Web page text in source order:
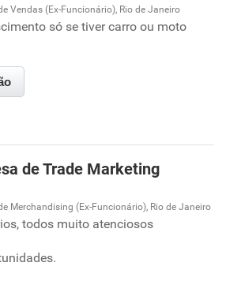
diretoria
Vendas (Ex-Funcionário), Rio de Janeiro
só se tiver carro ou moto
de Trade Marketing
Merchandising (Ex-Funcionário), Rio de Janeiro
todos muito atenciosos